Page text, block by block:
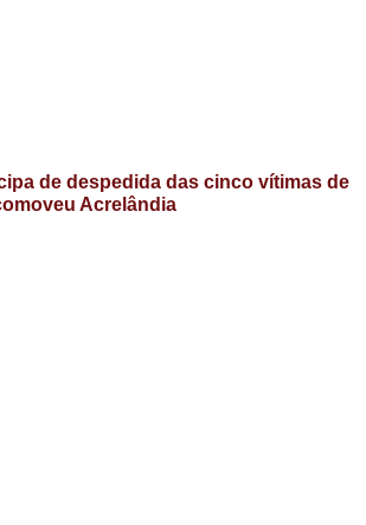
de despedida das cinco vítimas de
Acrelândia